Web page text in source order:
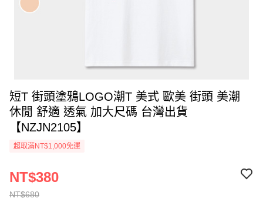
短T 街頭塗鴉LOGO潮T 美式 歐美 街頭 美潮
休閒 舒適 透氣 加大尺碼 台灣出貨
【NZJN2105】
超取滿NT$1,000免運
NT$680
NT$380